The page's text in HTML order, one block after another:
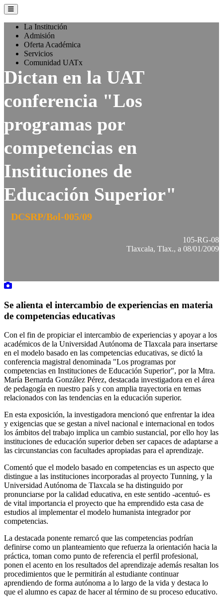
La Institución
Admisión
Oferta Académica
Servicios
Comunidad UATx
Dictan en la UAT
conferencia "Los
programas por
competencias en
Instituciones de
Educación Superior"
DCSRP/Bol-005/09
105-RG-08
Tlaxcala, Tlax., a 08/01/2009
Se alienta el intercambio de experiencias en materia
de competencias educativas
Con el fin de propiciar el intercambio de experiencias y apoyar a los
académicos de la Universidad Autónoma de Tlaxcala para insertarse
en el modelo basado en las competencias educativas, se dictó la
conferencia magistral denominada "Los programas por
competencias en Instituciones de Educación Superior", por la Mtra.
María Bernarda González Pérez, destacada investigadora en el área
de pedagogía en nuestro país y con amplia trayectoria en temas
relacionados con las tendencias en la educación superior.
En esta exposición, la investigadora mencionó que enfrentar la idea
y exigencias que se gestan a nivel nacional e internacional en todos
los ámbitos del trabajo implica un cambio sustancial, por ello hoy las
instituciones de educación superior deben ser capaces de adaptarse a
las circunstancias con facultades apropiadas para el aprendizaje.
Comentó que el modelo basado en competencias es un aspecto que
distingue a las instituciones incorporadas al proyecto Tunning, y la
Universidad Autónoma de Tlaxcala se ha distinguido por
pronunciarse por la calidad educativa, en este sentido -acentuó- es
de vital importancia el proyecto que ha emprendido esta casa de
estudios al implementar el modelo humanista integrador por
competencias.
La destacada ponente remarcó que las competencias podrían
definirse como un planteamiento que refuerza la orientación hacia la
práctica, toman como punto de referencia el perfil profesional,
ponen el acento en los resultados del aprendizaje además resaltan los
procedimientos que le permitirán al estudiante continuar
aprendiendo de forma autónoma a lo largo de la vida y destaca lo
que el alumno es capaz de hacer al término de su proceso educativo.